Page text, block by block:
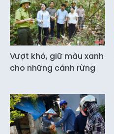
Vượt khó, giữ màu xanh
cho những cánh rừng